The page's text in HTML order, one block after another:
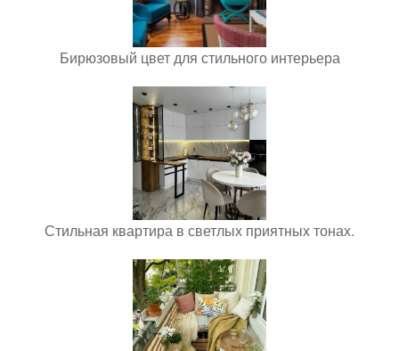
Бирюзовый цвет для стильного интерьера
Стильная квартира в светлых приятных тонах.